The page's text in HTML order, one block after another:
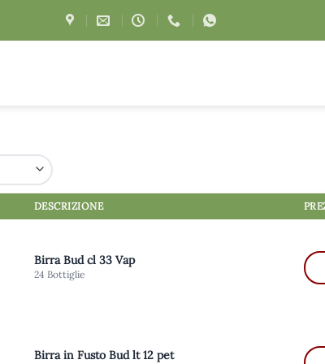
DESCRIZIONE
Birra Bud cl 33 Vap
24 Bottiglie
Birra in Fusto Bud lt 12 pet